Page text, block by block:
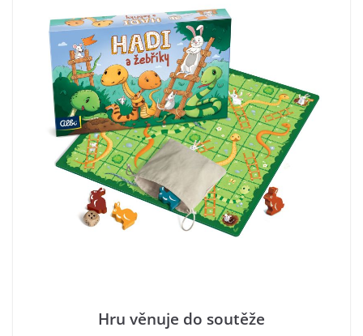
Hru věnuje do soutěže